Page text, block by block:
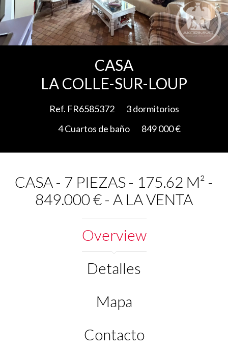
CASA
LA COLLE-SUR-LOUP
Ref. FR6585372
3 dormitorios
4 Cuartos de baño
849 000 €
CASA - 7 PIEZAS - 175.62 M² -
849.000 € - A LA VENTA
Overview
Detalles
Mapa
Contacto